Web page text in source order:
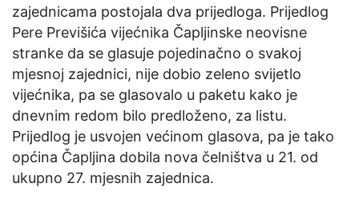
zajednicama postojala dva prijedloga. Prijedlog
Pere Previšića vijećnika Čapljinske neovisne
stranke da se glasuje pojedinačno o svakoj
mjesnoj zajednici, nije dobio zeleno svijetlo
vijećnika, pa se glasovalo u paketu kako je
dnevnim redom bilo predloženo, za listu.
Prijedlog je usvojen većinom glasova, pa je tako
općina Čapljina dobila nova čelništva u 21. od
ukupno 27. mjesnih zajednica.